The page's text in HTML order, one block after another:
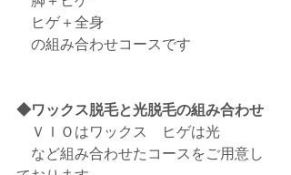
ヒゲ＋全身
の組み合わせコースです
◆ワックス脱毛と光脱毛の組み合わせ
ＶＩＯはワックス　ヒゲは光
など組み合わせたコースをご用意し